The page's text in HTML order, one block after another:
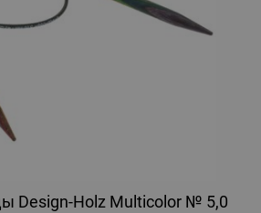
Design-Holz Multicolor № 5,0